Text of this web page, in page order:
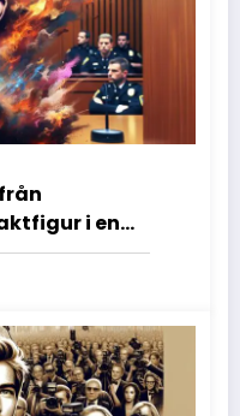
i en